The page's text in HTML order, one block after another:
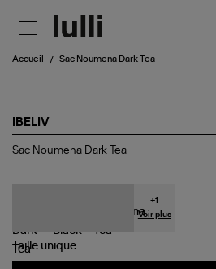
Accueil Sac Noumena Dark Tea
IBELIV
Sac
Sac Noumena Dark Tea
+1
Voir plus
Taille unique